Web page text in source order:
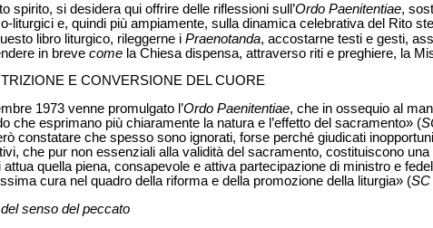
spirito, si desidera qui offrire delle riflessioni sull’Ordo Paenitentiae,
liturgici e, quindi più ampiamente, sulla dinamica celebrativa del Rito
libro liturgico, rileggerne i Praenotanda, accostarne testi e gesti,
in breve come la Chiesa dispensa, attraverso riti e preghiere, la
E CONVERSIONE DEL CUORE
1973 venne promulgato l’Ordo Paenitentiae, che in ossequio al
che esprimano più chiaramente la natura e l’effetto del sacramento» (
constatare che spesso sono ignorati, forse perché giudicati
che pur non essenziali alla validità del sacramento, costituiscono
attua quella piena, consapevole e attiva partecipazione di ministro e
cura nel quadro della riforma e della promozione della liturgia» (SC
senso del peccato